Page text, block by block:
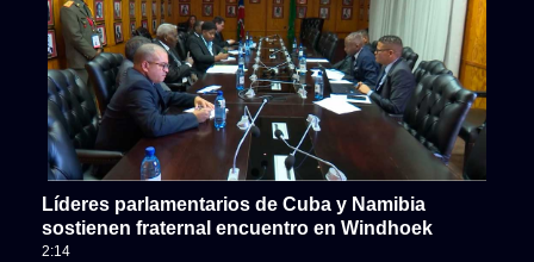
Líderes parlamentarios de Cuba y Namibia
sostienen fraternal encuentro en Windhoek
2:14